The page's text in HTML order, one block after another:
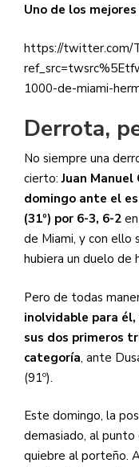
Uno de los
https://twitter.com/
1000-de-miami-
Derrota,
No siempre una
cierto:Juan Manuel
domingo ante el
(31º) por 6-3, 6-2
de Miami, y con ello
hubiera un duelo de
Pero de todas
inolvidable para
sus dos primeros
categoría, ante
(91º).
Este domingo, la
demasiado, al
quiebre al porteño.